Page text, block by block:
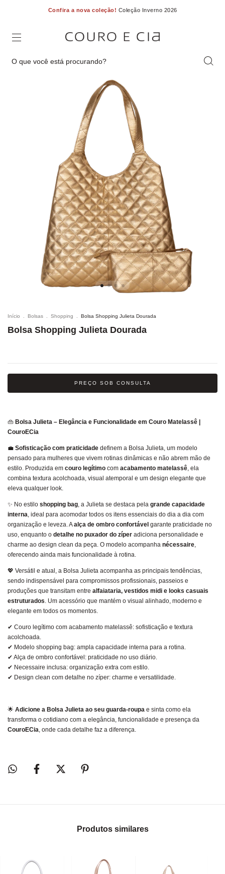
Confira a nova coleção! Coleção Inverno 2026
Início Bolsas Shopping Bolsa Shopping Julieta Dourada
Bolsa Shopping Julieta Dourada
PREÇO SOB CONSULTA
👜 Bolsa Julieta – Elegância e Funcionalidade em Couro Matelassê |
CouroECia
💼 Sofisticação com praticidade definem a Bolsa Julieta, um modelo
pensado para mulheres que vivem rotinas dinâmicas e não abrem mão de
estilo. Produzida em couro legítimo com acabamento matelassê, ela
combina textura acolchoada, visual atemporal e um design elegante que
eleva qualquer look.
✨ No estilo shopping bag, a Julieta se destaca pela grande capacidade
interna, ideal para acomodar todos os itens essenciais do dia a dia com
organização e leveza. Aalça de ombro confortável garante praticidade no
uso, enquanto o detalhe no puxador do zíper adiciona personalidade e
charme ao design clean da peça. O modelo acompanha nécessaire,
oferecendo ainda mais funcionalidade à rotina.
💖 Versátil e atual, a Bolsa Julieta acompanha as principais tendências,
sendo indispensável para compromissos profissionais, passeios e
produções que transitam entre alfaiataria, vestidos midi e looks casuais
estruturados. Um acessório que mantém o visual alinhado, moderno e
elegante em todos os momentos.
✔ Couro legítimo com acabamento matelassê: sofisticação e textura
acolchoada.
✔ Modelo shopping bag: ampla capacidade interna para a rotina.
✔ Alça de ombro confortável: praticidade no uso diário.
✔ Necessaire inclusa: organização extra com estilo.
✔ Design clean com detalhe no zíper: charme e versatilidade.
🌟 Adicione a Bolsa Julieta ao seu guarda-roupa e sinta como ela
transforma o cotidiano com a elegância, funcionalidade e presença da
CouroECia, onde cada detalhe faz a diferença.
Produtos similares